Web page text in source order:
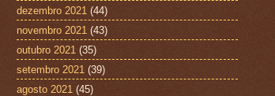
dezembro 2021 (44)
novembro 2021 (43)
outubro 2021 (35)
setembro 2021 (39)
agosto 2021 (45)